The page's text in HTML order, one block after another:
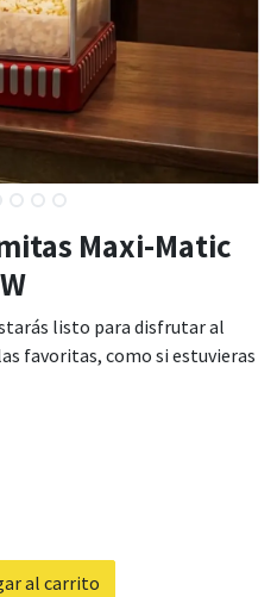
Maxi-Matic
listo para disfrutar al
favoritas, como si estuvieras
al carrito